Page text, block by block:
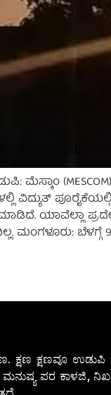
ಮೆಸ್ಕಾಂ
ವಿದ್ಯುತ್
ಯಾವೆಲ್ಲಾ
ಮಂಗಳೂರು:
ಕ್ಷಣ ಕ್ಷಣವೂ
ಮನುಷ್ಯ ಪರ ಕಾಳಜಿ,